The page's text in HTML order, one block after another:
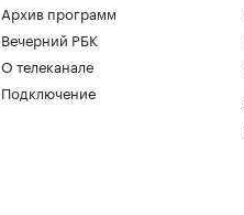
Архив программ
Вечерний РБК
О телеканале
Подключение